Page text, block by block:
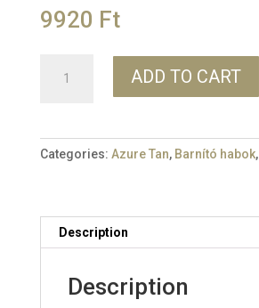
9920 Ft
Base
ADD TO CART
Categories: Azure Tan, Barnító habok,
Description
Description